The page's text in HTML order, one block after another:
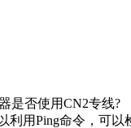
否使用CN2专线?
Ping命令，可以